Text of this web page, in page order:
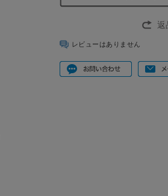
返
レビューはありません